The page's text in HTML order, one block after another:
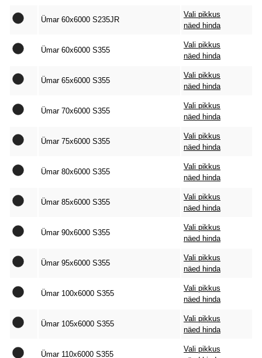
Ümar 60x6000 S235JR
Vali pikkus
näed hinda
Ümar 60x6000 S355
Vali pikkus
näed hinda
Ümar 65x6000 S355
Vali pikkus
näed hinda
Ümar 70x6000 S355
Vali pikkus
näed hinda
Ümar 75x6000 S355
Vali pikkus
näed hinda
Ümar 80x6000 S355
Vali pikkus
näed hinda
Ümar 85x6000 S355
Vali pikkus
näed hinda
Ümar 90x6000 S355
Vali pikkus
näed hinda
Ümar 95x6000 S355
Vali pikkus
näed hinda
Ümar 100x6000 S355
Vali pikkus
näed hinda
Ümar 105x6000 S355
Vali pikkus
näed hinda
Ümar 110x6000 S355
Vali pikkus